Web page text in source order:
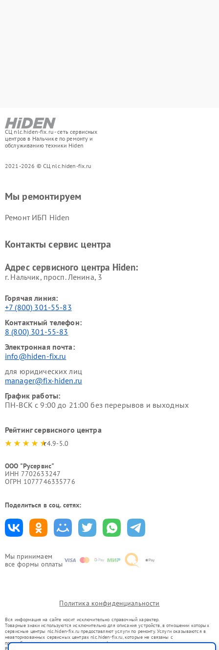
СЦ nlc.hiden-fix.ru - сеть сервисных
центров в Нальчике по ремонту и
обслуживанию техники Hiden
2021-2026 © СЦ nlc.hiden-fix.ru
Мы принимаем
все формы оплаты
Мы ремонтируем
Ремонт ИБП Hiden
Контакты сервис центра
Адрес сервисного центра Hiden:
г. Нальчик, просп. Ленина, 3
Горячая линия:
+7 (800) 301-55-83
Контактный телефон:
8 (800) 301-55-83
Электронная почта:
info@hiden-fix.ru
для юридических лиц
manager@fix-hiden.ru
График работы:
ПН-ВСК с 9:00 до 21:00 без перерывов и выходных
Рейтинг сервисного центра
4.9-5.0
ООО "Русервис"
ИНН 7702633247
ОГРН 1077746335776
Поделиться в соц. сетях:
Политика конфиденциальности
Вся информация на сайте носит исключительно справочный характер.
Товарные знаки используются исключительно для описания устройств, в отношении которых
сервисные центры nlc.hiden-fix.ru предоставляют услуги по ремонту. Услуги оказываются в
неавторизованных сервисных центрах nlc.hiden-fix.ru, которые не связаны с
правообладателями товарных знаков или их официальными представителями.